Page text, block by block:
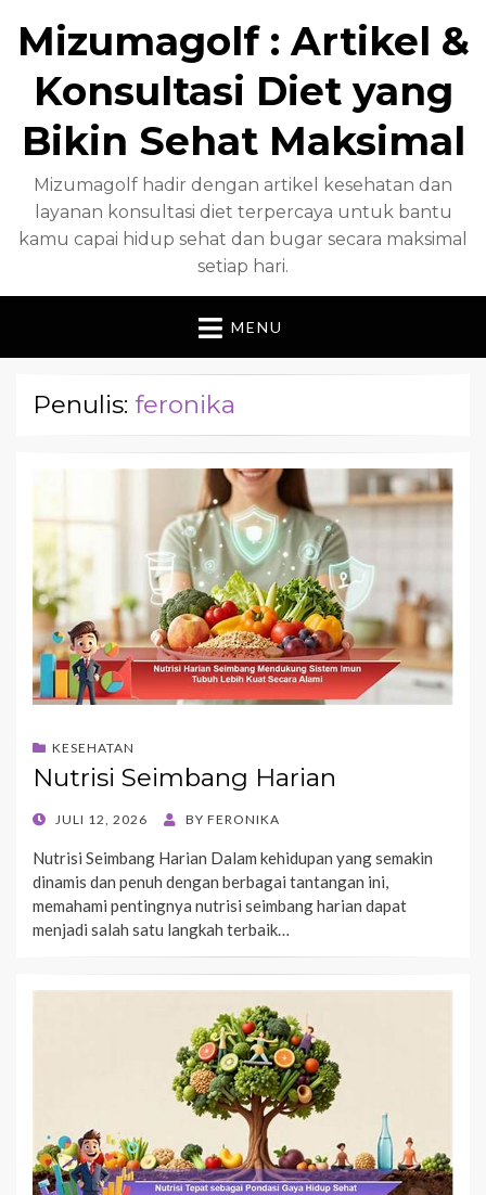
Mizumagolf : Artikel &
Konsultasi Diet yang
Bikin Sehat Maksimal
Mizumagolf hadir dengan artikel kesehatan dan
layanan konsultasi diet terpercaya untuk bantu
kamu capai hidup sehat dan bugar secara maksimal
setiap hari.
MENU
Penulis: feronika
KESEHATAN
Nutrisi Seimbang Harian
POSTEDJULI 12, 2026 BY FERONIKA
Nutrisi Seimbang Harian Dalam kehidupan yang semakin
dinamis dan penuh dengan berbagai tantangan ini,
memahami pentingnya nutrisi seimbang harian dapat
menjadi salah satu langkah terbaik…